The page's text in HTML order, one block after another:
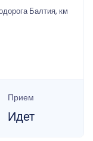
Балтия, км
Прием
Идет